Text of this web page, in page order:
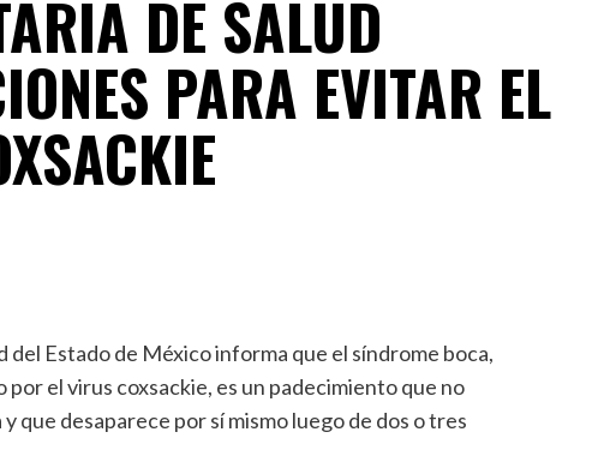
DE SALUD
PARA EVITAR EL
del Estado de México informa que el síndrome boca,
por el virus coxsackie, es un padecimiento que no
que desaparece por sí mismo luego de dos o tres